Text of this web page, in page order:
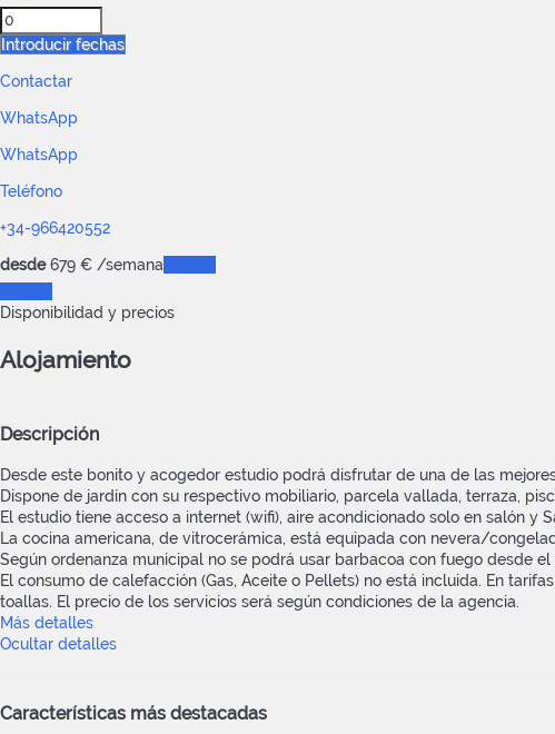
Introducir fechas
Contactar
WhatsApp
WhatsApp
Teléfono
+34-966420552
desde679 € /semana
Disponibilidad y precios
Alojamiento
Descripción
Desde este bonito y acogedor estudio podrá disfrutar de una de las
Dispone de jardín con su respectivo mobiliario, parcela vallada, terraza,
El estudio tiene acceso a internet (wifi), aire acondicionado solo en salón y
La cocina americana, de vitrocerámica, está equipada con nevera/
Según ordenanza municipal no se podrá usar barbacoa con fuego desde
El consumo de calefacción (Gas, Aceite o Pellets) no está incluida. En
toallas. El precio de los servicios será según condiciones de la agencia.
Más detalles
Ocultar detalles
Características más destacadas